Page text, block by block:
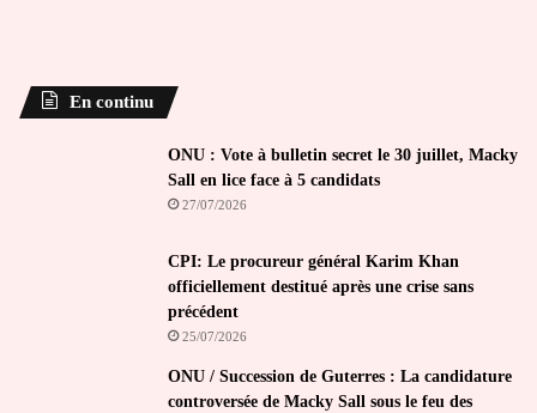
En continu
ONU : Vote à bulletin secret le 30 juillet, Macky
Sall en lice face à 5 candidats
27/07/2026
CPI: Le procureur général Karim Khan
officiellement destitué après une crise sans
précédent
25/07/2026
ONU / Succession de Guterres : La candidature
controversée de Macky Sall sous le feu des